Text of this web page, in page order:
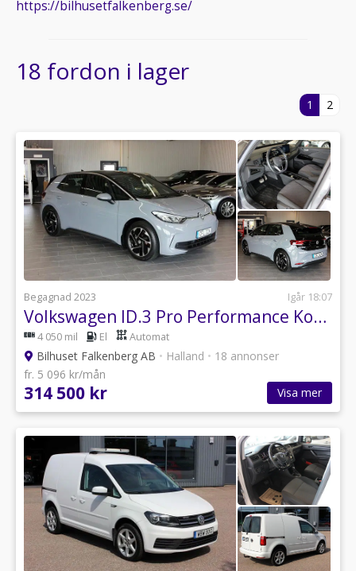
https://bilhusetfalkenberg.se/
18 fordon i lager
1 2
Begagnad 2023 Igår 18:07
Volkswagen ID.3 Pro Performance Komfort V-Däck Cykelhållare Värmepump
4 050 mil El Automat
Bilhuset Falkenberg AB • Halland • 18 annonser
fr. 5 096 kr/mån
314 500 kr Visa mer